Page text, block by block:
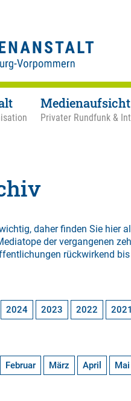
Medienaufsicht
Privater Rundfunk &
daher finden Sie hier
der vergangenen
rückwirkend
2024 2023 2022 2021
Februar März April Mai